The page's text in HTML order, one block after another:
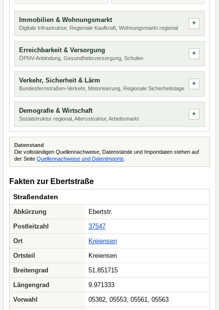
Immobilien & Wohnungsmarkt
Digitale Infrastruktur, Regionale Kaufkraft, Wohnungsmarkt regional
Erreichbarkeit & Versorgung
ÖPNV-Anbindung, Gesundheitsversorgung, Schulen
Verkehr, Sicherheit & Lärm
Bundesfernstraßen-Verkehr, Motorisierung, Regionale Sicherheitslage
Demografie & Wirtschaft
Sozialstruktur regional, Altersstruktur, Arbeitsmarkt
Datenstand
Die vollständigen Quellennachweise, Datenstände und Importdaten stehen auf
der Seite Quellennachweise und Datenimporte
Fakten zur Ebertstraße
Straßendaten
Abkürzung
Ebertstr.
Postleitzahl
37547
Ort
Kreiensen
Ortsteil
Kreiensen
Breitengrad
51.851715
Längengrad
9.971333
Vorwahl
05382, 05553, 05561, 05563